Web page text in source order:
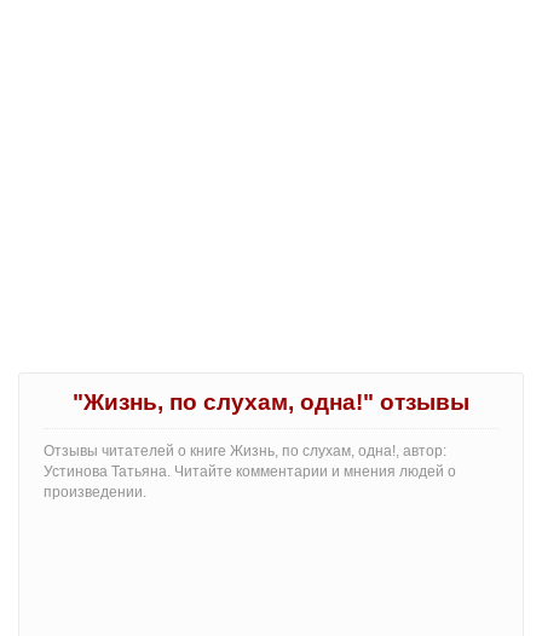
"Жизнь, по слухам, одна!" отзывы
Отзывы читателей о книге Жизнь, по слухам, одна!, автор:
Устинова Татьяна. Читайте комментарии и мнения людей о
произведении.